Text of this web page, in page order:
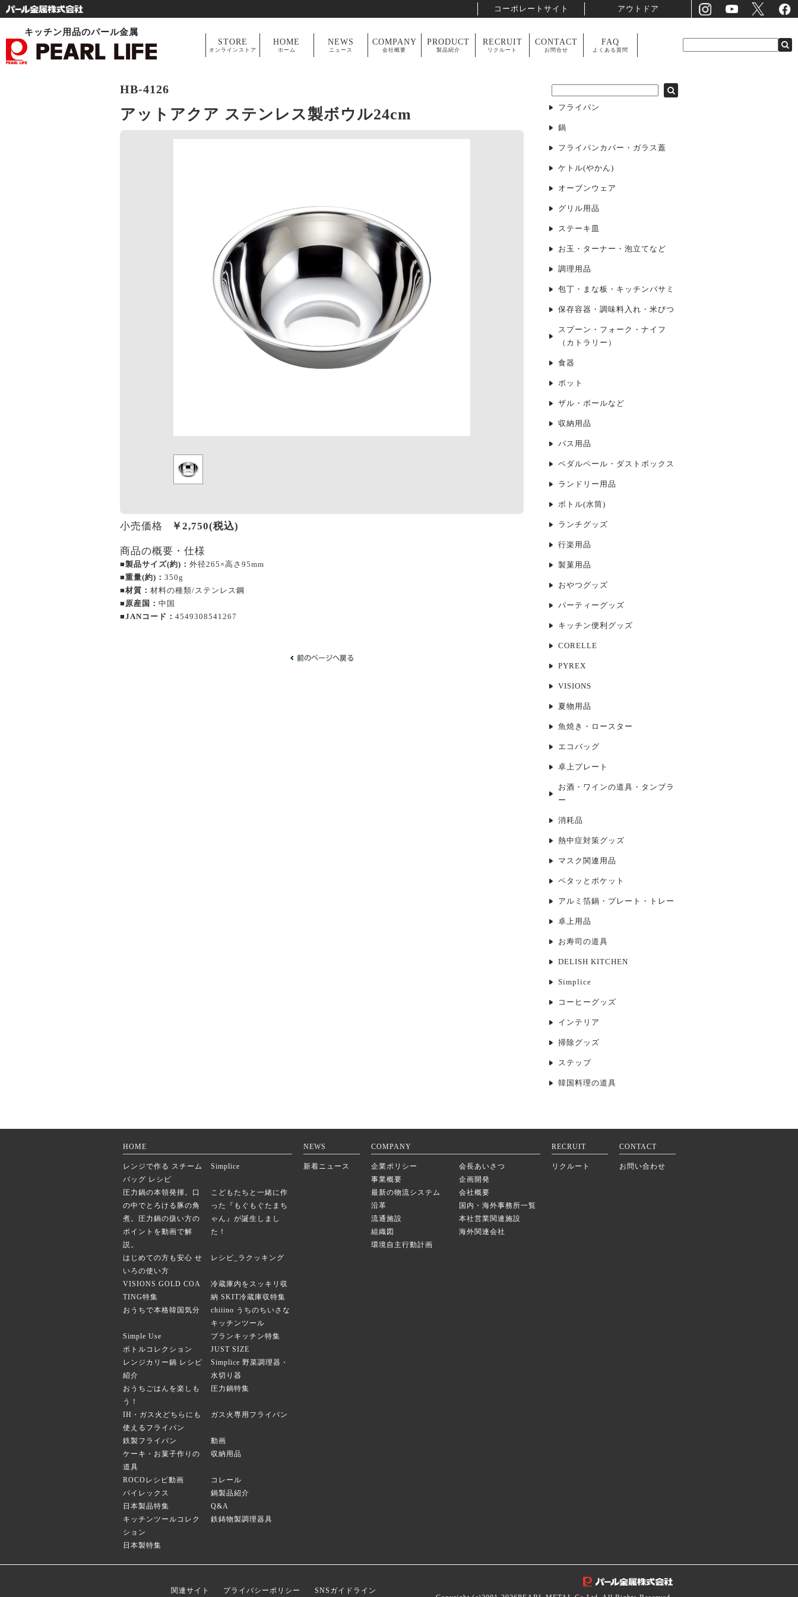
コーポレートサイト アウトドア
キッチン用品のパール金属
STORE
オンラインストア
HOME
ホーム
NEWS
ニュース
COMPANY
会社概要
PRODUCT
製品紹介
RECRUIT
リクルート
CONTACT
お問合せ
FAQ
よくある質問
HB-4126
アットアクア ステンレス製ボウル24cm
小売価格 ￥ 2,750(税込)
商品の概要・仕様
■製品サイズ(約)： 外径265×高さ95mm
■重量(約)： 350g
■材質： 材料の種類/ステンレス鋼
■原産国： 中国
■JANコード： 4549308541267
フライパン
鍋
フライパンカバー・ガラス蓋
ケトル(やかん)
オーブンウェア
グリル用品
ステーキ皿
お玉・ターナー・泡立てなど
調理用品
包丁・まな板・キッチンバサミ
保存容器・調味料入れ・米びつ
スプーン・フォーク・ナイフ
（カトラリー）
食器
ポット
ザル・ボールなど
収納用品
バス用品
ペダルペール・ダストボックス
ランドリー用品
ボトル(水筒)
ランチグッズ
行楽用品
製菓用品
おやつグッズ
パーティーグッズ
キッチン便利グッズ
CORELLE
PYREX
VISIONS
夏物用品
魚焼き・ロースター
エコバッグ
卓上プレート
お酒・ワインの道具・タンブラ
ー
消耗品
熱中症対策グッズ
マスク関連用品
ペタッとポケット
アルミ箔鍋・プレート・トレー
卓上用品
お寿司の道具
DELISH KITCHEN
Simplice
コーヒーグッズ
インテリア
掃除グッズ
ステップ
韓国料理の道具
HOME
レンジで作る スチーム
バッグ レシピ
Simplice
圧力鍋の本領発揮。口
の中でとろける豚の角
煮。圧力鍋の扱い方の
ポイントを動画で解
説。
こどもたちと一緒に作
った『もぐもぐたまち
ゃん』が誕生しまし
た！
はじめての方も安心 せ
いろの使い方
レシピ_ラクッキング
VISIONS GOLD COA
TING特集
冷蔵庫内をスッキリ収
納 SKIT冷蔵庫収特集
おうちで本格韓国気分
chiiino うちのちいさな
キッチンツール
Simple Use
ブランキッチン特集
ボトルコレクション
JUST SIZE
レンジカリー鍋 レシピ
紹介
Simplice 野菜調理器・
水切り器
おうちごはんを楽しも
う！
圧力鍋特集
IH・ガス火どちらにも
使えるフライパン
ガス火専用フライパン
鉄製フライパン
動画
ケーキ・お菓子作りの
道具
収納用品
ROCOレシピ動画
コレール
パイレックス
鍋製品紹介
日本製品特集
Q&A
キッチンツールコレク
ション
鉄鋳物製調理器具
日本製特集
NEWS
新着ニュース
COMPANY
企業ポリシー
会長あいさつ
事業概要
企画開発
最新の物流システム
会社概要
沿革
国内・海外事務所一覧
流通施設
本社営業関連施設
組織図
海外関連会社
環境自主行動計画
RECRUIT
リクルート
CONTACT
お問い合わせ
関連サイト プライバシーポリシー
SNSガイドライン